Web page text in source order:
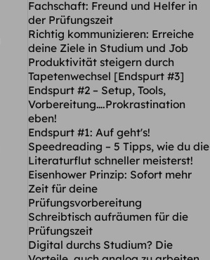
Fachschaft: Freund und Helfer in
der Prüfungszeit
Richtig kommunizieren: Erreiche
deine Ziele in Studium und Job
Produktivität steigern durch
Tapetenwechsel [Endspurt #3]
Endspurt #2 – Setup, Tools,
Vorbereitung….Prokrastination
eben!
Endspurt #1: Auf geht's!
Speedreading – 5 Tipps, wie du die
Literaturflut schneller meisterst!
Eisenhower Prinzip: Sofort mehr
Zeit für deine
Prüfungsvorbereitung
Schreibtisch aufräumen für die
Prüfungszeit
Digital durchs Studium? Die